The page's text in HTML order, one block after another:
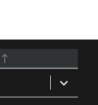
ouvrir
le
sous-